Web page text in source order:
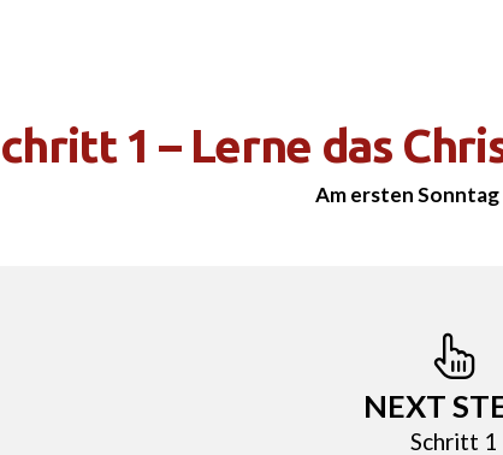
1 – Lerne das
Am ersten
NEXT
Schritt 1